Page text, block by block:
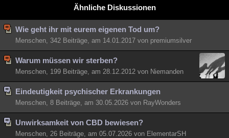
Ähnliche Diskussionen
Wie geht ihr mit eurem eigenen Tod um?
Menschen, 342 Beiträge, am 14.01.2017 von premiumsilver
Warum müssen wir sterben?
Menschen, 199 Beiträge, am 28.12.2012 von Niemanden
Eindeutigkeit psychischer Erkrankungen
Menschen, 8 Beiträge, am 30.05.2026 von RayWonders
Unwirksamkeit von CBD bewiesen?
Menschen, 26 Beiträge, am 05.07.2026 von ElementarSH